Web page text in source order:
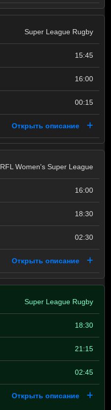
Super League Rugby
15:45
16:00
00:15
Открыть описание
RFL Women's Super League
16:00
18:30
02:30
Открыть описание
Super League Rugby
18:30
21:15
02:45
Открыть описание